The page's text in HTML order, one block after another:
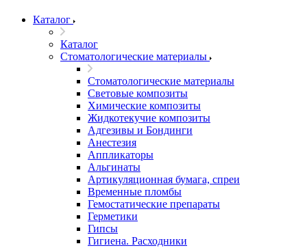
Каталог
Каталог
Стоматологические материалы
Стоматологические материалы
Световые композиты
Химические композиты
Жидкотекучие композиты
Адгезивы и Бондинги
Анестезия
Аппликаторы
Альгинаты
Артикуляционная бумага, спреи
Временные пломбы
Гемостатические препараты
Герметики
Гипсы
Гигиена. Расходники